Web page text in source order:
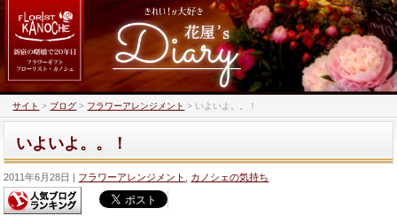
サイト > ブログ > フラワーアレンジメント > いよいよ。。！
いよいよ。。！
2011年6月28日 フラワーアレンジメント カノシェの気持ち